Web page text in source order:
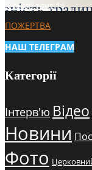
3 тижні тому14
ПОЖЕРТВА
НАШ ТЕЛЕГРАМ
Категорії
Інтерв'ю Відео
Новини
Фото